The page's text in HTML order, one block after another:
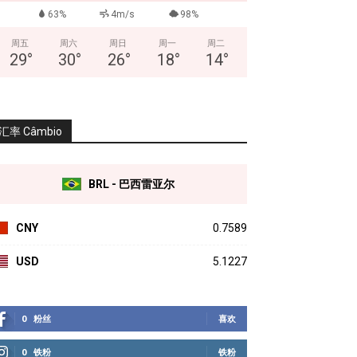
63% 4m/s 98%
周五
29°
周六
30°
周日
26°
周一
18°
周二
14°
率 Câmbio
BRL - 巴西雷亚尔
CNY 0.7589
USD 5.1227
0 粉丝 喜欢
0 铁粉 铁粉